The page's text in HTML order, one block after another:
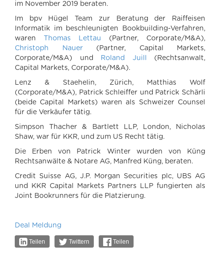
im November 2019 beraten.
Im bpv Hügel Team zur Beratung der Raiffeisen
Informatik im beschleunigten Bookbuilding-Verfahren,
waren
Thomas Lettau (Partner, Corporate/M&A),
Christoph Nauer(Partner, Capital Markets,
Corporate/M&A) und
Roland Juill
(Rechtsanwalt,
Capital Markets, Corporate/M&A).
Lenz & Staehelin, Zürich, Matthias Wolf
(Corporate/M&A), Patrick Schleiffer und Patrick Schärli
(beide Capital Markets) waren als Schweizer Counsel
für die Verkäufer tätig.
Simpson Thacher & Bartlett LLP, London, Nicholas
Shaw, war für KKR, und zum US Recht tätig.
Die Erben von Patrick Winter wurden von Küng
Rechtsanwälte & Notare AG, Manfred Küng, beraten.
Credit Suisse AG, J.P. Morgan Securities plc, UBS AG
und KKR Capital Markets Partners LLP fungierten als
Joint Bookrunners für die Platzierung.
Deal Meldung
Teilen Twittern Teilen